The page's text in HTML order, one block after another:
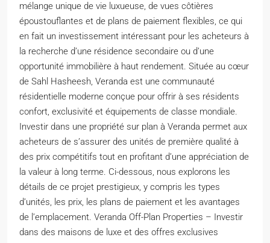
mélange unique de vie luxueuse, de vues côtières
époustouflantes et de plans de paiement flexibles, ce qui
en fait un investissement intéressant pour les acheteurs à
la recherche d’une résidence secondaire ou d’une
opportunité immobilière à haut rendement. Située au cœur
de Sahl Hasheesh, Veranda est une communauté
résidentielle moderne conçue pour offrir à ses résidents
confort, exclusivité et équipements de classe mondiale.
Investir dans une propriété sur plan à Veranda permet aux
acheteurs de s’assurer des unités de première qualité à
des prix compétitifs tout en profitant d’une appréciation de
la valeur à long terme. Ci-dessous, nous explorons les
détails de ce projet prestigieux, y compris les types
d’unités, les prix, les plans de paiement et les avantages
de l’emplacement. Veranda Off-Plan Properties – Investir
dans des maisons de luxe et des offres exclusives